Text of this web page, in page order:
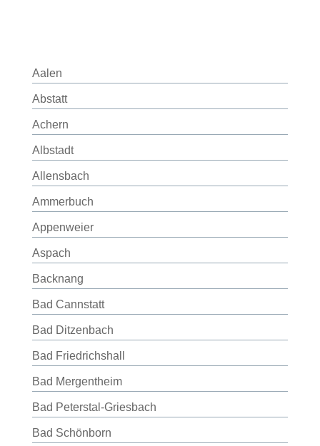
Aalen
Abstatt
Achern
Albstadt
Allensbach
Ammerbuch
Appenweier
Aspach
Backnang
Bad Cannstatt
Bad Ditzenbach
Bad Friedrichshall
Bad Mergentheim
Bad Peterstal-Griesbach
Bad Schönborn